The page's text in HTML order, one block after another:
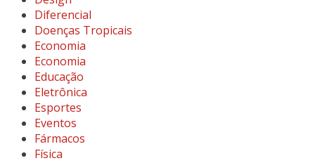
Diferencial
Doenças Tropicais
Economia
Economia
Educação
Eletrônica
Esportes
Eventos
Fármacos
Física